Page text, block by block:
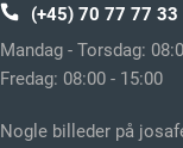
(+45) 70 77 77 33
Mandag - Torsdag:
Fredag: 08:00 - 15:00
Nogle billeder på